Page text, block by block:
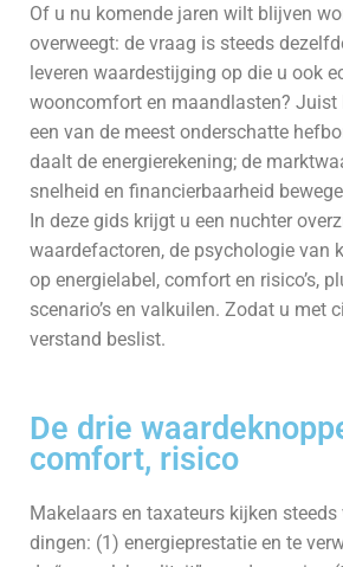
Of u nu komende jaren wilt blijven
overweegt: de vraag is steeds
leveren waardestijging op die u ook
wooncomfort en maandlasten? Juist
een van de meest onderschatte
daalt de energierekening; de
snelheid en financierbaarheid
In deze gids krijgt u een nuchter
waardefactoren, de psychologie van
op energielabel, comfort en risico’s,
scenario’s en valkuilen. Zodat u met
verstand beslist.
De drie
comfort, risico
Makelaars en taxateurs kijken steeds
dingen: (1) energieprestatie en te